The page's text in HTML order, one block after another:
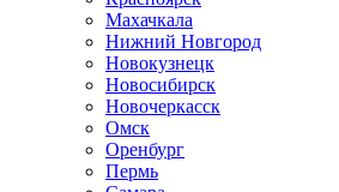
Махачкала
Нижний Новгород
Новокузнецк
Новосибирск
Новочеркаcск
Омск
Оренбург
Пермь